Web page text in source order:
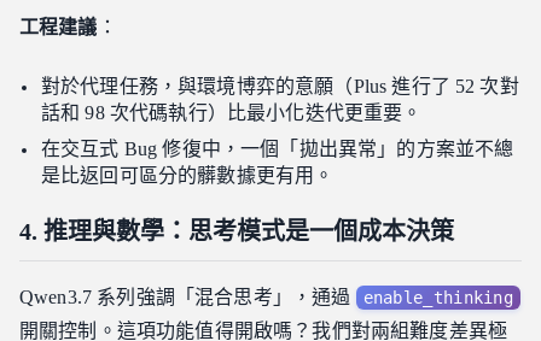
工程建議 ：
對於代理任務，與環境博弈的意願（Plus 進行了 52 次對
話和 98 次代碼執行）比最小化迭代更重要。
在交互式 Bug 修復中，一個「拋出異常」的方案並不總
是比返回可區分的髒數據更有用。
4. 推理與數學：思考模式是一個成本決策
Qwen3.7 系列強調「混合思考」，通過 enable_thinking
開關控制。這項功能值得開啟嗎？我們對兩組難度差異極